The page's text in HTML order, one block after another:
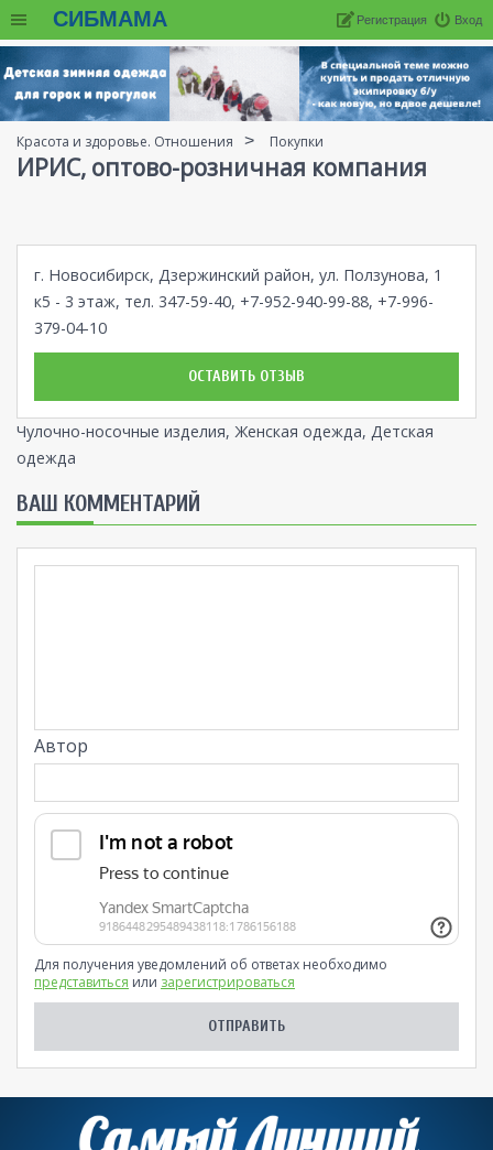
СИБМАМА Вход
Регистрация
Красота и здоровье. Отношения Покупки
ИРИС, оптово-розничная компания
г. Новосибирск, Дзержинский район, ул. Ползунова, 1
к5 - 3 этаж, тел. 347-59-40, +7-952-940-99-88, +7-996-
379-04-10
ОСТАВИТЬ ОТЗЫВ
Чулочно-носочные изделия, Женская одежда, Детская
одежда
ВАШ КОММЕНТАРИЙ
Автор
Для получения уведомлений об ответах необходимо
представиться или зарегистрироваться